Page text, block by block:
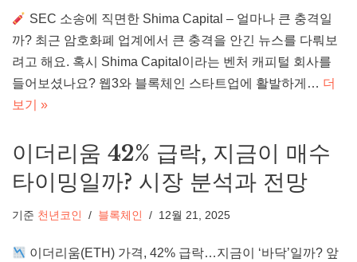
SEC 소송에 직면한 Shima Capital – 얼마나 큰 충격일
까? 최근 암호화폐 업계에서 큰 충격을 안긴 뉴스를 다뤄보
려고 해요. 혹시 Shima Capital이라는 벤처 캐피털 회사를
들어보셨나요? 웹3와 블록체인 스타트업에 활발하게… 더
보기 »
이더리움 42% 급락, 지금이 매수
타이밍일까? 시장 분석과 전망
기준 천년코인 블록체인 12월 21, 2025
이더리움(ETH) 가격, 42% 급락…지금이 ‘바닥’일까? 앞